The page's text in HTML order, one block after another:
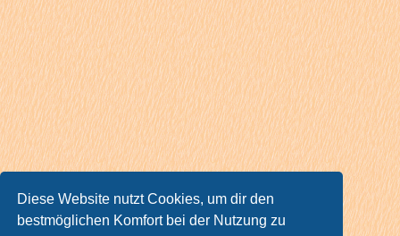
Diese Website nutzt Cookies, um dir den
bestmöglichen Komfort bei der Nutzung zu